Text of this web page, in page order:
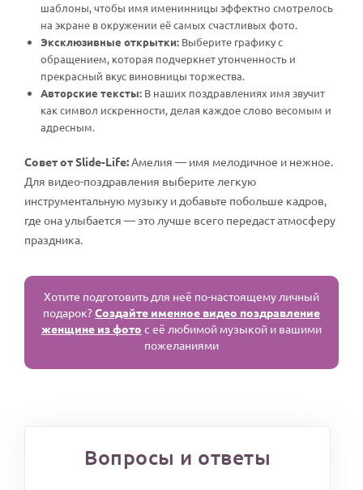
шаблоны, чтобы имя именинницы эффектно смотрелось
на экране в окружении её самых счастливых фото.
Эксклюзивные открытки: Выберите графику с
обращением, которая подчеркнет утонченность и
прекрасный вкус виновницы торжества.
Авторские тексты: В наших поздравлениях имя звучит
как символ искренности, делая каждое слово весомым и
адресным.
Совет от Slide-Life:Амелия — имя мелодичное и нежное.
Для видео-поздравления выберите легкую
инструментальную музыку и добавьте побольше кадров,
где она улыбается — это лучше всего передаст атмосферу
праздника.
Хотите подготовить для неё по-настоящему личный
подарок?Создайте именное видео поздравление
женщине из фото с её любимой музыкой и вашими
пожеланиями
Вопросы и ответы